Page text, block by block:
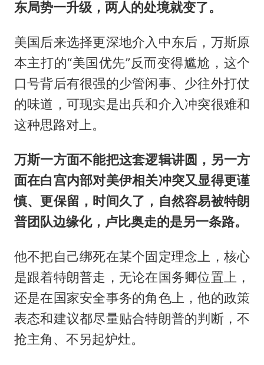
东局势一升级，两人的处境就变了。
美国后来选择更深地介入中东后，万斯原
本主打的“美国优先”反而变得尴尬，这个
口号背后有很强的少管闲事、少往外打仗
的味道，可现实是出兵和介入冲突很难和
这种思路对上。
万斯一方面不能把这套逻辑讲圆，另一方
面在白宫内部对美伊相关冲突又显得更谨
慎、更保留，时间久了，自然容易被特朗
普团队边缘化，卢比奥走的是另一条路。
他不把自己绑死在某个固定理念上，核心
是跟着特朗普走，无论在国务卿位置上，
还是在国家安全事务的角色上，他的政策
表态和建议都尽量贴合特朗普的判断，不
抢主角、不另起炉灶。